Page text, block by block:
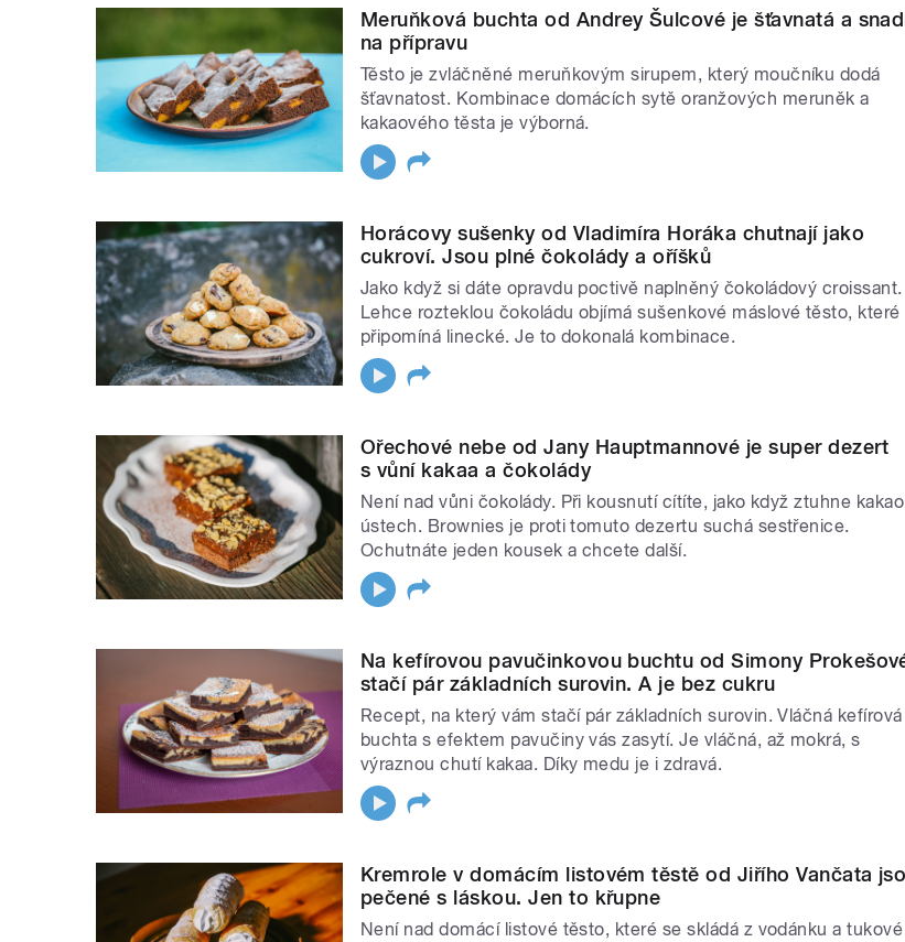
Meruňková buchta od Andrey Šulcové je šťavnatá a
na přípravu
Těsto je zvláčněné meruňkovým sirupem, který moučníku dodá
šťavnatost. Kombinace domácích sytě oranžových meruněk a
kakaového těsta je výborná.
Horácovy sušenky od Vladimíra Horáka chutnají jako
cukroví. Jsou plné čokolády a oříšků
Jako když si dáte opravdu poctivě naplněný čokoládový croissant.
Lehce rozteklou čokoládu objímá sušenkové máslové těsto, které
připomíná linecké. Je to dokonalá kombinace.
Ořechové nebe od Jany Hauptmannové je super dezert
s vůní kakaa a čokolády
Není nad vůni čokolády. Při kousnutí cítíte, jako když ztuhne
ústech. Brownies je proti tomuto dezertu suchá sestřenice.
Ochutnáte jeden kousek a chcete další.
Na kefírovou pavučinkovou buchtu od Simony
stačí pár základních surovin. A je bez cukru
Recept, na který vám stačí pár základních surovin. Vláčná kefírová
buchta s efektem pavučiny vás zasytí. Je vláčná, až mokrá, s
výraznou chutí kakaa. Díky medu je i zdravá.
Kremrole v domácím listovém těstě od Jiřího Vančata
pečené s láskou. Jen to křupne
Není nad domácí listové těsto, které se skládá z vodánku a tukové